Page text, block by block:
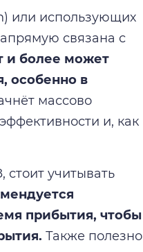
или использующих
связана с
и более может
особенно в
массово
и, как
учитывать
прибытия, чтобы
Также полезно